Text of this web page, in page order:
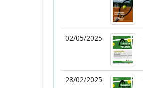
02/05/2025
28/02/2025